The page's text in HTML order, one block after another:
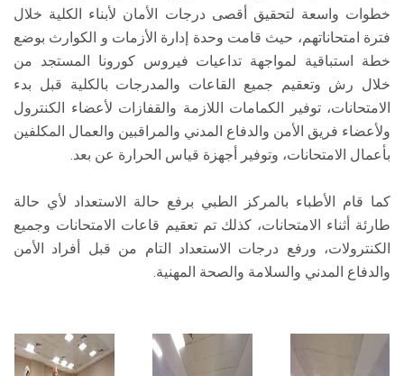
خطوات واسعة لتحقيق أقصى درجات الأمان لأبناء الكلية خلال
فترة امتحاناتهم، حيث قامت وحدة إدارة الأزمات و الكوارث بوضع
خطة استباقية لمواجهة تداعيات فيروس كورونا المستجد من
خلال رش وتعقيم جميع القاعات والمدرجات بالكلية قبل بدء
الامتحانات، توفير الكمامات اللازمة والقفازات لأعضاء الكنترول
ولأعضاء فريق الأمن والدفاع المدني والمراقبين والعمال المكلفين
بأعمال الامتحانات، وتوفير أجهزة قياس الحرارة عن بعد.
كما قام الأطباء بالمركز الطبي برفع حالة الاستعداد لأي حالة
طارئة أثناء الامتحانات، كذلك تم تعقيم قاعات الامتحانات وجميع
الكنترولات، ورفع درجات الاستعداد التام من قبل أفراد الأمن
والدفاع المدني والسلامة والصحة المهنية.